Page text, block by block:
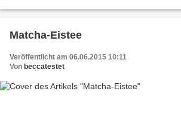
Matcha-Eistee
Veröffentlicht am 06.06.2015 10:11
Von beccatestet